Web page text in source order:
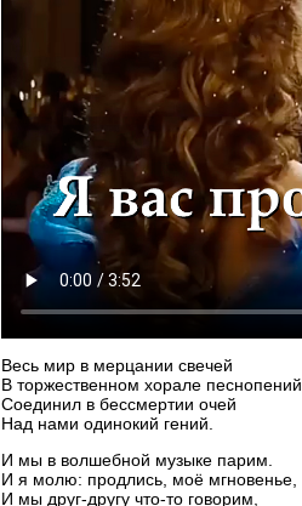
Весь мир в мерцании свечей
В торжественном хорале песнопений
Соединил в бессмертии очей
Над нами одинокий гений.
И мы в волшебной музыке парим.
И я молю: продлись, моё мгновенье,
И мы друг-другу что-то говорим,